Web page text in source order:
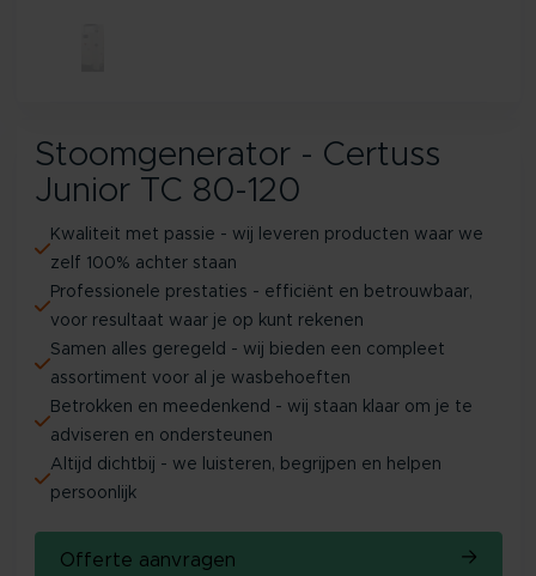
Stoomgenerator - Certuss
Junior TC 80-120
Kwaliteit met passie - wij leveren producten waar we
zelf 100% achter staan
Professionele prestaties - efficiënt en betrouwbaar,
voor resultaat waar je op kunt rekenen
Samen alles geregeld - wij bieden een compleet
assortiment voor al je wasbehoeften
Betrokken en meedenkend - wij staan klaar om je te
adviseren en ondersteunen
Altijd dichtbij - we luisteren, begrijpen en helpen
persoonlijk
Offerte aanvragen